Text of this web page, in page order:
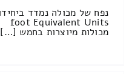
foot Equivalent Units
מכולות מיוצרות בחמש […]